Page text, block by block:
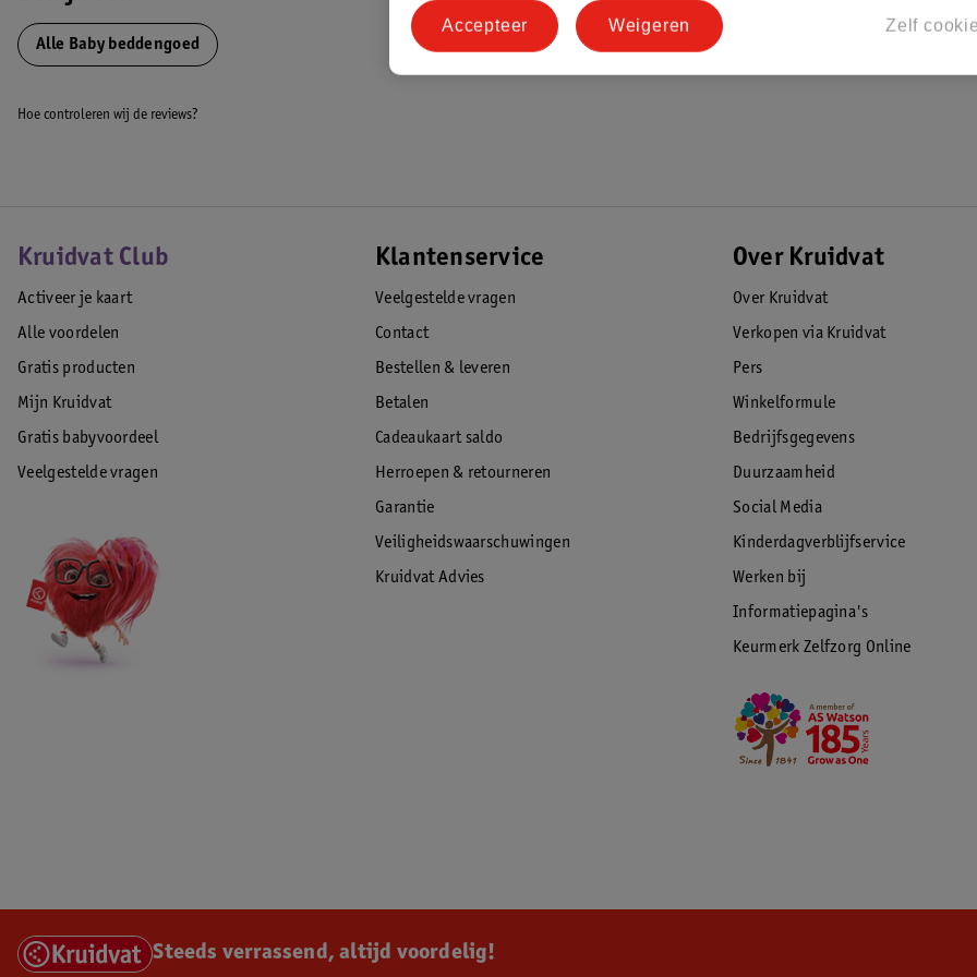
Adres:Tackenweide 5 46446 Emmerich am Rhein DE
Alle Baby beddengoed
Hoe controleren wij de reviews?
Kruidvat Club
Activeer je kaart
Alle voordelen
Gratis producten
Mijn Kruidvat
Gratis babyvoordeel
Veelgestelde vragen
Klantenservice
Veelgestelde vragen
Contact
Bestellen & leveren
Betalen
Cadeaukaart saldo
Herroepen & retourneren
Garantie
Veiligheidswaarschuwingen
Kruidvat Advies
Over Kruidvat
Over Kruidvat
Verkopen via Kruidvat
Pers
Winkelformule
Bedrijfsgegevens
Duurzaamheid
Social Media
Kinderdagverblijfservice
Werken bij
Informatiepagina's
Keurmerk Zelfzorg Online
Steeds verrassend, altijd voordelig!
Zelf
Weigeren
Accepteer